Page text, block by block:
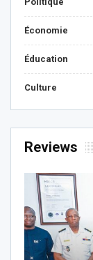
Économie
Éducation
Culture
Reviews